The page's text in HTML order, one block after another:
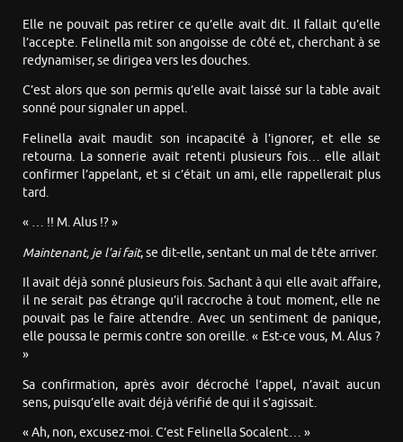
Elle ne pouvait pas retirer ce qu’elle avait dit. Il fallait qu’elle
l’accepte. Felinella mit son angoisse de côté et, cherchant à se
redynamiser, se dirigea vers les douches.
C’est alors que son permis qu’elle avait laissé sur la table avait
sonné pour signaler un appel.
Felinella avait maudit son incapacité à l’ignorer, et elle se
retourna. La sonnerie avait retenti plusieurs fois… elle allait
confirmer l’appelant, et si c’était un ami, elle rappellerait plus
tard.
« … !! M. Alus !? »
Maintenant, je l’ai fait, se dit-elle, sentant un mal de tête arriver.
Il avait déjà sonné plusieurs fois. Sachant à qui elle avait affaire,
il ne serait pas étrange qu’il raccroche à tout moment, elle ne
pouvait pas le faire attendre. Avec un sentiment de panique,
elle poussa le permis contre son oreille. « Est-ce vous, M. Alus ?
»
Sa confirmation, après avoir décroché l’appel, n’avait aucun
sens, puisqu’elle avait déjà vérifié de qui il s’agissait.
« Ah, non, excusez-moi. C’est Felinella Socalent… »